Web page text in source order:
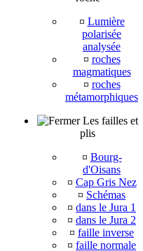
¤ Lumière
polarisée
analysée
¤ roches
magmatiques
¤ roches
métamorphiques
Les failles et
plis
¤ Bourg-
d'Oisans
¤ Cap Gris Nez
¤ Schémas
¤ dans le Jura 1
¤ dans le Jura 2
¤ faille inverse
¤ faille normale